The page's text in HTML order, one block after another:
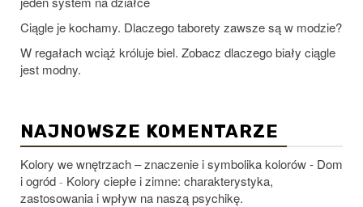
Ciągle je kochamy. Dlaczego taborety zawsze są w modzie?
W regałach wciąż króluje biel. Zobacz dlaczego biały ciągle
jest modny.
NAJNOWSZE KOMENTARZE
Kolory we wnętrzach – znaczenie i symbolika kolorów - Dom
i ogród - Kolory ciepłe i zimne: charakterystyka,
zastosowania i wpływ na naszą psychikę.